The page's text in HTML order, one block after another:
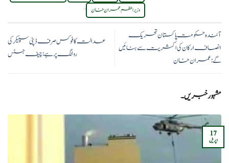
وزیر اعظم عمران خان
.
آئندہ حکومت پاکستان تحریک
انصاف ارکان کی اکثریت سے بنائیں
گے:عمران خان
عدالت کا فوکس صرف ڈپٹی سپیکر کی
رولنگ پر ہے:چیف جسٹس
مشہور خبریں۔
17
اپریل